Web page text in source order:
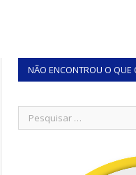
NÃO ENCONTROU O QUE